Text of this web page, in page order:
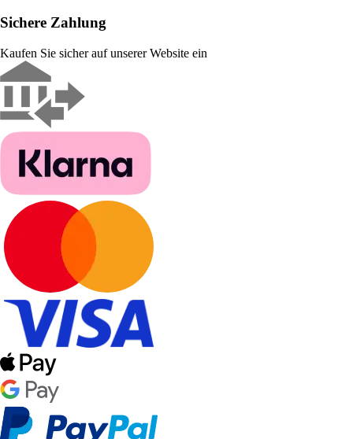
Sichere Zahlung
Kaufen Sie sicher auf unserer Website ein